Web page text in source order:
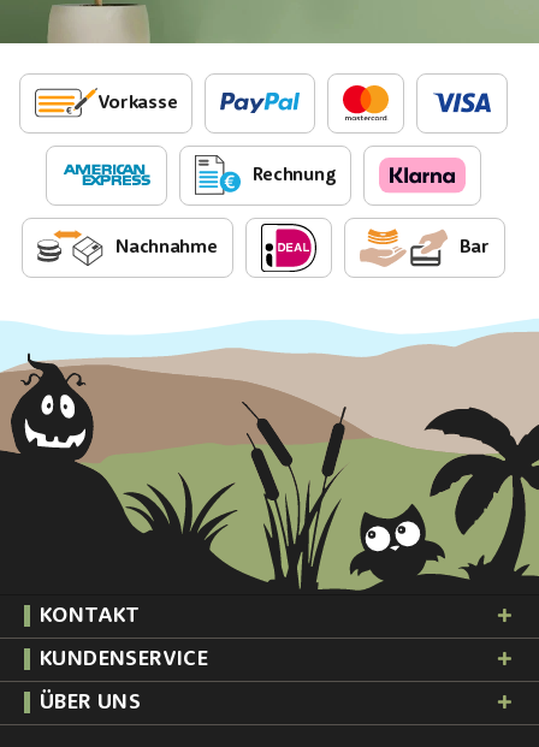
Vorkasse
Rechnung
Nachnahme Bar
KONTAKT
KUNDENSERVICE
ÜBER UNS